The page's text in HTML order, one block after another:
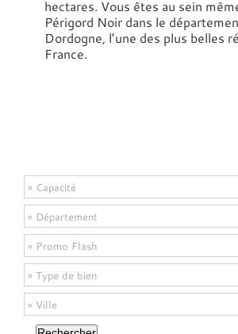
hectares. Vous êtes au sein
Périgord Noir dans le
Dordogne, l’une des plus belles
France.